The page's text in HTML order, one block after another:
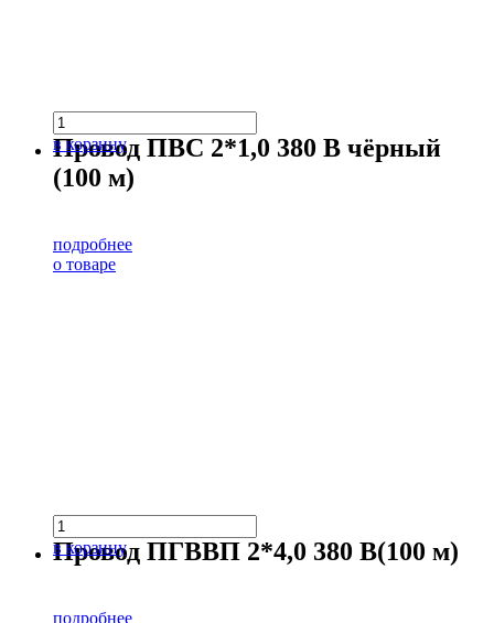
в корзину
Провод ПВС 2*1,0 380 В чёрный
(100 м)
подробнее
о товаре
в корзину
Провод ПГВВП 2*4,0 380 В(100 м)
подробнее